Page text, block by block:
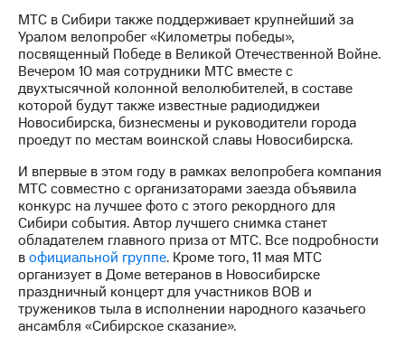
акций
Описание
Программа
приобретения
Порядок
выкупа
акций
Рынок
облигаций
Описание
Еврооблигации-2023
Уведомление
о
погашении
именных
облигаций
МТС в Сибири также поддерживает крупнейший за
Уралом велопробег «Километры победы»,
посвященный Победе в Великой Отечественной Войне.
Вечером 10 мая сотрудники МТС вместе с
двухтысячной колонной велолюбителей, в составе
которой будут также известные радиодиджеи
Новосибирска, бизнесмены и руководители города
проедут по местам воинской славы Новосибирска.
И впервые в этом году в рамках велопробега компания
МТС совместно с организаторами заезда объявила
конкурс на лучшее фото с этого рекордного для
Сибири события. Автор лучшего снимка станет
обладателем главного приза от МТС. Все подробности
вофициальной группе. Кроме того, 11 мая МТС
организует в Доме ветеранов в Новосибирске
праздничный концерт для участников ВОВ и
тружеников тыла в исполнении народного казачьего
ансамбля «Сибирское сказание».